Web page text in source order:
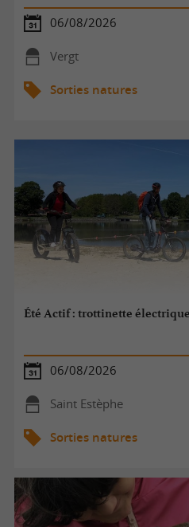
06/08/2026
Vergt
Sorties natures
Été Actif : trottinette
06/08/2026
Saint Estèphe
Sorties natures